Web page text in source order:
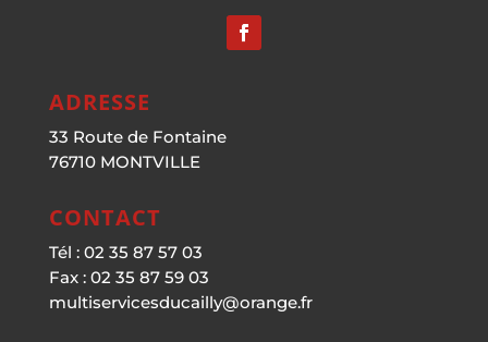
ADRESSE
33 Route de Fontaine
76710 MONTVILLE
CONTACT
Tél : 02 35 87 57 03
Fax : 02 35 87 59 03
multiservicesducailly@orange.fr